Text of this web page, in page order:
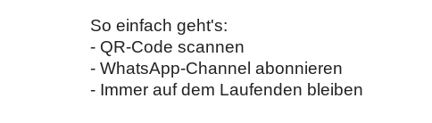
So einfach geht's:
- QR-Code scannen
- WhatsApp-Channel abonnieren
- Immer auf dem Laufenden bleiben